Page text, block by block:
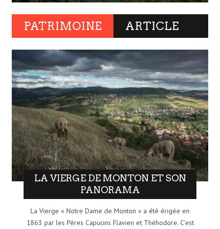
PATRIMOINE ARTICLE
LA VIERGE DE MONTON ET SON
PANORAMA
La Vierge « Notre Dame de Monton » a été érigée en
1863 par les Pères Capucins Flavien et Théhodore. C’est